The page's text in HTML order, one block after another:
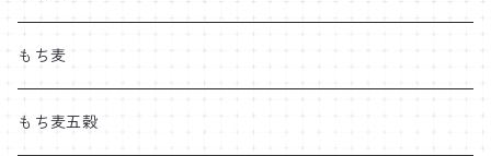
もち麦
もち麦五穀